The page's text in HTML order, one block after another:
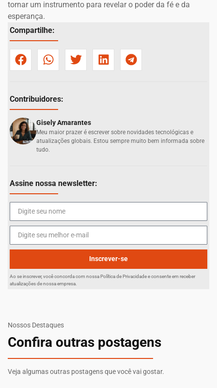
tornar um instrumento para revelar o poder da fé e da
esperança.
Contribuidores:
Gisely Amarantes
Meu maior prazer é escrever sobre novidades tecnológicas e
atualizações globais. Estou sempre muito bem informada sobre
tudo.
Assine nossa newsletter:
Inscrever-se
Ao se inscrever, você concorda com nossa Política de Privacidade e consente em receber
atualizações de nossa empresa.
Compartilhe:
Nossos Destaques
Confira outras postagens
Veja algumas outras postagens que você vai gostar.